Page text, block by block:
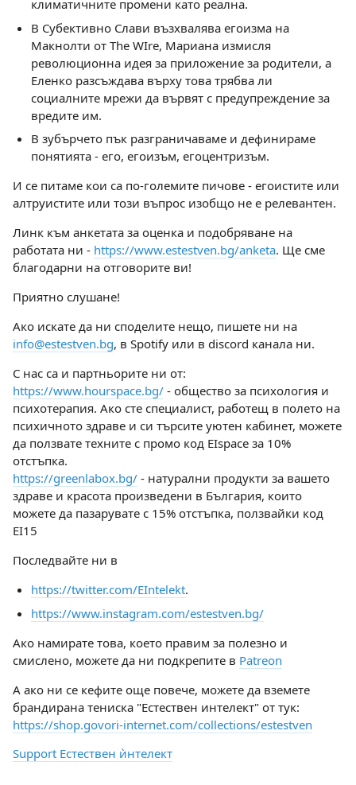
климатичните промени като реална.
В Субективно Слави възхвалява егоизма на
Макнолти от The WIre, Мариана измисля
революционна идея за приложение за родители, а
Еленко разсъждава върху това трябва ли
социалните мрежи да вървят с предупреждение за
вредите им.
В зубърчето пък разграничаваме и дефинираме
понятията - его, егоизъм, егоцентризъм.
И се питаме кои са по-големите пичове - егоистите или
алтруистите или този въпрос изобщо не е релевантен.
Линк към анкетата за оценка и подобряване на
работата ни - https://www.estestven.bg/anketa. Ще сме
благодарни на отговорите ви!
Приятно слушане!
Ако искате да ни споделите нещо, пишете ни на
info@estestven.bg, в Spotify или в discord канала ни.
С нас са и партньорите ни от:
https://www.hourspace.bg/ - общество за психология и
психотерапия. Ако сте специалист, работещ в полето на
психичното здраве и си търсите уютен кабинет, можете
да ползвате техните с промо код EIspace за 10%
отстъпка.
https://greenlabox.bg/ - натурални продукти за вашето
здраве и красота произведени в България, които
можете да пазарувате с 15% отстъпка, ползвайки код
EI15
Последвайте ни в
https://twitter.com/EIntelekt.
https://www.instagram.com/estestven.bg/
Ако намирате това, което правим за полезно и
смислено, можете да ни подкрепите в Patreon
А ако ни се кефите още повече, можете да вземете
брандирана тениска "Естествен интелект" от тук:
https://shop.govori-internet.com/collections/estestven
Support Естествен ѝнтелект